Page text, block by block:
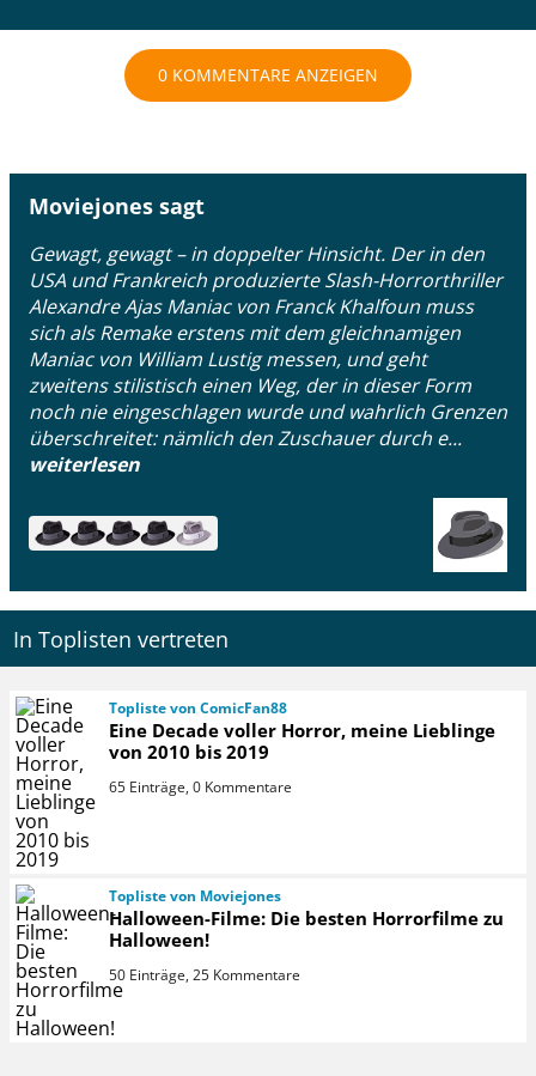
0 KOMMENTARE ANZEIGEN
Moviejones sagt
Gewagt, gewagt – in doppelter Hinsicht. Der in den
USA und Frankreich produzierte Slash-Horrorthriller
Alexandre Ajas Maniac von Franck Khalfoun muss
sich als Remake erstens mit dem gleichnamigen
Maniac von William Lustig messen, und geht
zweitens stilistisch einen Weg, der in dieser Form
noch nie eingeschlagen wurde und wahrlich Grenzen
überschreitet: nämlich den Zuschauer durch e...
weiterlesen
In Toplisten vertreten
Topliste von ComicFan88
Eine Decade voller Horror, meine Lieblinge
von 2010 bis 2019
65 Einträge, 0 Kommentare
Topliste von Moviejones
Halloween-Filme: Die besten Horrorfilme zu
Halloween!
50 Einträge, 25 Kommentare